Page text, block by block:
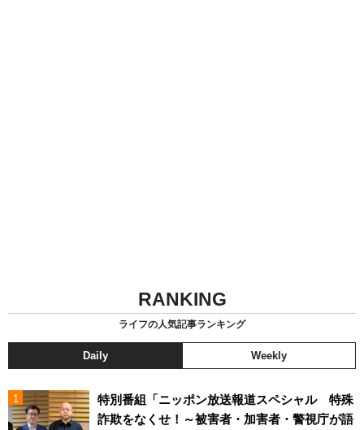
RANKING
ライフの人気記事ランキング
Daily Weekly
特別番組「ニッポン放送報道スペシャル 特殊
詐欺をなくせ！～被害者・加害者・警視庁が語